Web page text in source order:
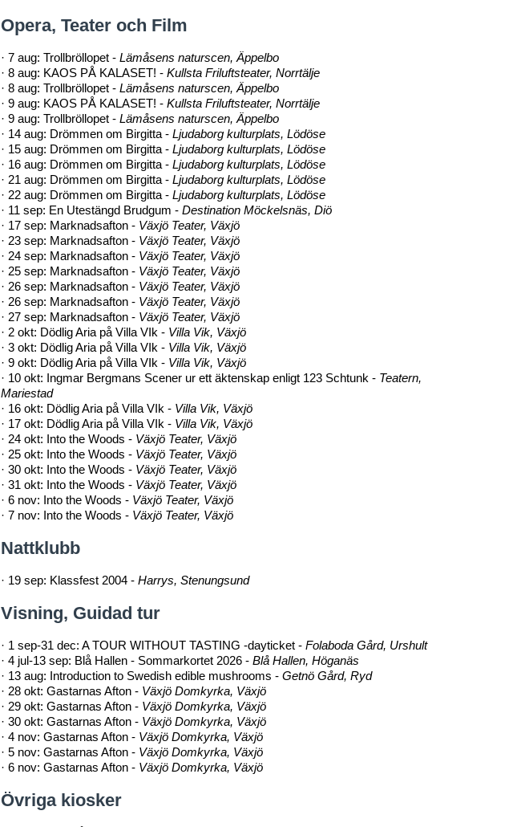
Opera, Teater och Film
· 7 aug: Trollbröllopet - Lämåsens naturscen, Äppelbo
· 8 aug: KAOS PÅ KALASET! - Kullsta Friluftsteater, Norrtälje
· 8 aug: Trollbröllopet - Lämåsens naturscen, Äppelbo
· 9 aug: KAOS PÅ KALASET! - Kullsta Friluftsteater, Norrtälje
· 9 aug: Trollbröllopet - Lämåsens naturscen, Äppelbo
· 14 aug: Drömmen om Birgitta - Ljudaborg kulturplats, Lödöse
· 15 aug: Drömmen om Birgitta - Ljudaborg kulturplats, Lödöse
· 16 aug: Drömmen om Birgitta - Ljudaborg kulturplats, Lödöse
· 21 aug: Drömmen om Birgitta - Ljudaborg kulturplats, Lödöse
· 22 aug: Drömmen om Birgitta - Ljudaborg kulturplats, Lödöse
· 11 sep: En Utestängd Brudgum - Destination Möckelsnäs, Diö
· 17 sep: Marknadsafton - Växjö Teater, Växjö
· 23 sep: Marknadsafton - Växjö Teater, Växjö
· 24 sep: Marknadsafton - Växjö Teater, Växjö
· 25 sep: Marknadsafton - Växjö Teater, Växjö
· 26 sep: Marknadsafton - Växjö Teater, Växjö
· 26 sep: Marknadsafton - Växjö Teater, Växjö
· 27 sep: Marknadsafton - Växjö Teater, Växjö
· 2 okt: Dödlig Aria på Villa VIk - Villa Vik, Växjö
· 3 okt: Dödlig Aria på Villa VIk - Villa Vik, Växjö
· 9 okt: Dödlig Aria på Villa VIk - Villa Vik, Växjö
· 10 okt: Ingmar Bergmans Scener ur ett äktenskap enligt 123 Schtunk - Teatern,
Mariestad
· 16 okt: Dödlig Aria på Villa VIk - Villa Vik, Växjö
· 17 okt: Dödlig Aria på Villa VIk - Villa Vik, Växjö
· 24 okt: Into the Woods - Växjö Teater, Växjö
· 25 okt: Into the Woods - Växjö Teater, Växjö
· 30 okt: Into the Woods - Växjö Teater, Växjö
· 31 okt: Into the Woods - Växjö Teater, Växjö
· 6 nov: Into the Woods - Växjö Teater, Växjö
· 7 nov: Into the Woods - Växjö Teater, Växjö
Nattklubb
· 19 sep: Klassfest 2004 - Harrys, Stenungsund
Visning, Guidad tur
· 1 sep-31 dec: A TOUR WITHOUT TASTING -dayticket - Folaboda Gård, Urshult
· 4 jul-13 sep: Blå Hallen - Sommarkortet 2026 - Blå Hallen, Höganäs
· 13 aug: Introduction to Swedish edible mushrooms - Getnö Gård, Ryd
· 28 okt: Gastarnas Afton - Växjö Domkyrka, Växjö
· 29 okt: Gastarnas Afton - Växjö Domkyrka, Växjö
· 30 okt: Gastarnas Afton - Växjö Domkyrka, Växjö
· 4 nov: Gastarnas Afton - Växjö Domkyrka, Växjö
· 5 nov: Gastarnas Afton - Växjö Domkyrka, Växjö
· 6 nov: Gastarnas Afton - Växjö Domkyrka, Växjö
Övriga kiosker